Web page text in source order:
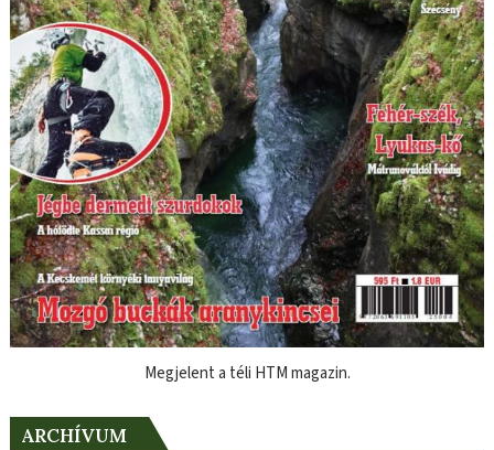
Megjelent a téli HTM magazin.
ARCHÍVUM